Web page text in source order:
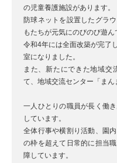
の児童養護施設があります。
防球ネットを設置したグラ
もたちが元気にのびのび遊ん
令和4年には全面改築が完了
室になりました。
また、新たにできた地域交
て、地域交流センター「まん
一人ひとりの職員が長く働
しています。
全体行事や横割り活動、園
の枠を超えて日常的に担当
障しています。